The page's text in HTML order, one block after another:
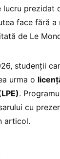
prezidat
face fără
de Le
studenții
urma o
.
cu
articol.